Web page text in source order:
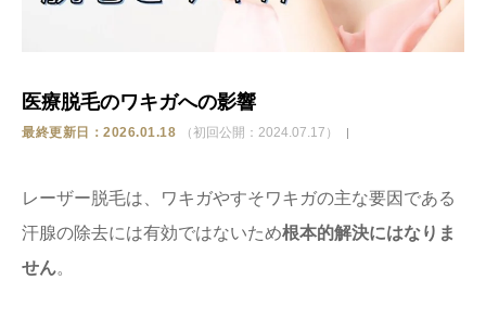
医療脱毛のワキガへの影響
最終更新日：2026.01.18 （初回公開：2024.07.17）
レーザー脱毛は、ワキガやすそワキガの主な要因である
汗腺の除去には有効ではないため根本的解決にはなりま
せん。
ストア
相談